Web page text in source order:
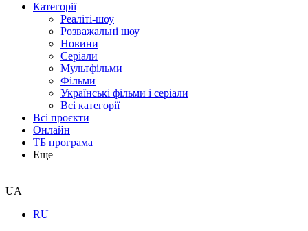
Категорії
Реаліті-шоу
Розважальні шоу
Новини
Серіали
Мультфільми
Фільми
Українські фільми і серіали
Всі категорії
Всі проєкти
Онлайн
ТБ програма
Еще
UA
RU